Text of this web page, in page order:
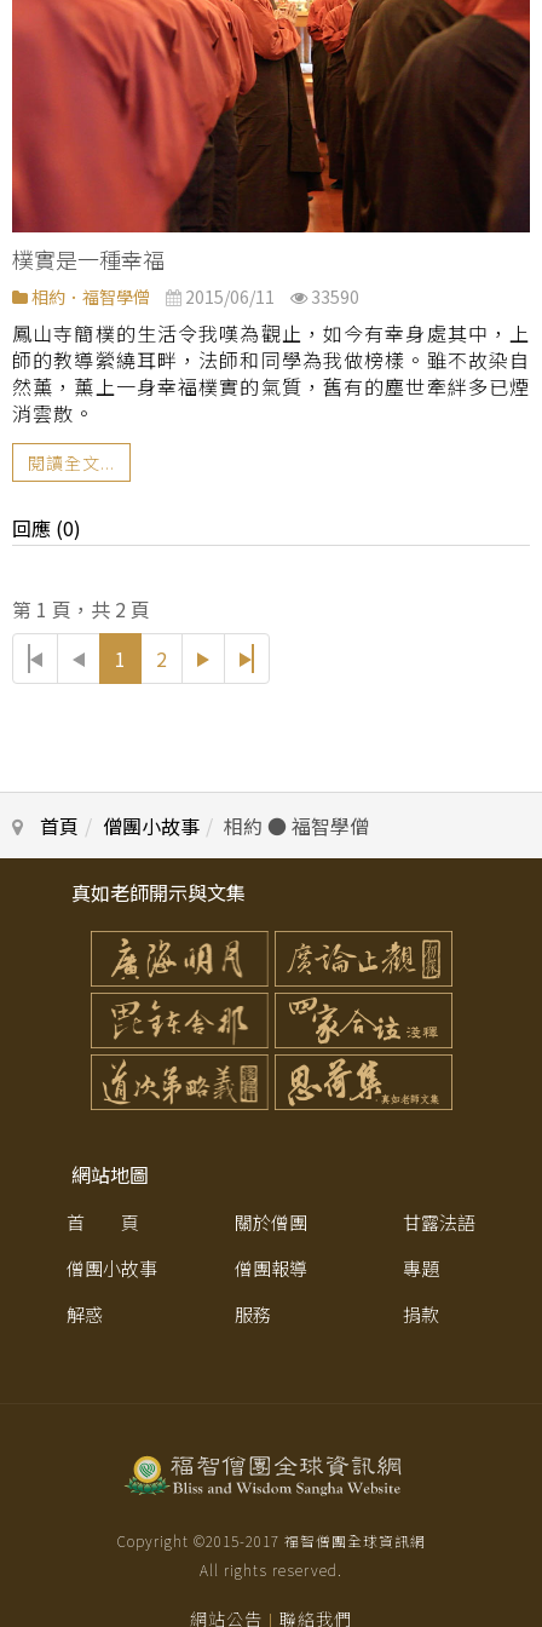
樸實是一種幸福
相約．福智學僧 2015/06/11 33590
鳳山寺簡樸的生活令我嘆為觀止，如今有幸身處其中，上
師的教導縈繞耳畔，法師和同學為我做榜樣。雖不故染自
然薰，薰上一身幸福樸實的氣質，舊有的塵世牽絆多已煙
消雲散。
閱讀全文...
回應 (0)
第 1 頁，共 2 頁
1
2
首頁 僧團小故事 相約 ● 福智學僧
真如老師開示與文集
網站地圖
首 頁 關於僧團
甘露法語
僧團小故事
僧團報導
專題
解惑
服務 捐款
Copyright ©2015-2017 福智僧團全球資訊網
All rights reserved.
網站公告 | 聯絡我們